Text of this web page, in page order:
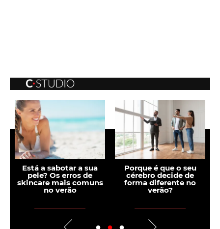
Medicina de precisão:
quando o tratamento
se ajusta ao ADN do
tumor
Menopausa: comer
bem para se sentir
melhor